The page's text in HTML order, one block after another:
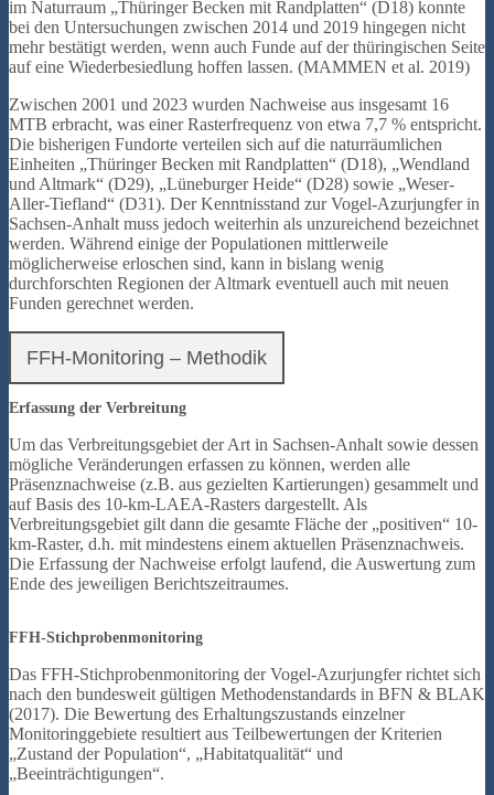
im Naturraum „Thüringer Becken mit Randplatten“ (D18) konnte
bei den Untersuchungen zwischen 2014 und 2019 hingegen nicht
mehr bestätigt werden, wenn auch Funde auf der thüringischen Seite
auf eine Wiederbesiedlung hoffen lassen. (MAMMEN et al. 2019)
Zwischen 2001 und 2023 wurden Nachweise aus insgesamt 16
MTB erbracht, was einer Rasterfrequenz von etwa 7,7 % entspricht.
Die bisherigen Fundorte verteilen sich auf die naturräumlichen
Einheiten „Thüringer Becken mit Randplatten“ (D18), „Wendland
und Altmark“ (D29), „Lüneburger Heide“ (D28) sowie „Weser-
Aller-Tiefland“ (D31). Der Kenntnisstand zur Vogel-Azurjungfer in
Sachsen-Anhalt muss jedoch weiterhin als unzureichend bezeichnet
werden. Während einige der Populationen mittlerweile
möglicherweise erloschen sind, kann in bislang wenig
durchforschten Regionen der Altmark eventuell auch mit neuen
Funden gerechnet werden.
FFH-Monitoring – Methodik
Erfassung der Verbreitung
Um das Verbreitungsgebiet der Art in Sachsen-Anhalt sowie dessen
mögliche Veränderungen erfassen zu können, werden alle
Präsenznachweise (z.B. aus gezielten Kartierungen) gesammelt und
auf Basis des 10-km-LAEA-Rasters dargestellt. Als
Verbreitungsgebiet gilt dann die gesamte Fläche der „positiven“ 10-
km-Raster, d.h. mit mindestens einem aktuellen Präsenznachweis.
Die Erfassung der Nachweise erfolgt laufend, die Auswertung zum
Ende des jeweiligen Berichtszeitraumes.
FFH-Stichprobenmonitoring
Das FFH-Stichprobenmonitoring der Vogel-Azurjungfer richtet sich
nach den bundesweit gültigen Methodenstandards in BFN & BLAK
(2017). Die Bewertung des Erhaltungszustands einzelner
Monitoringgebiete resultiert aus Teilbewertungen der Kriterien
„Zustand der Population“, „Habitatqualität“ und
„Beeinträchtigungen“.